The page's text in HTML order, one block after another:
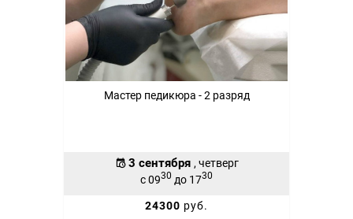
Мастер педикюра - 2 разряд
3 сентября , четверг
с 0930 до 1730
24300 руб.